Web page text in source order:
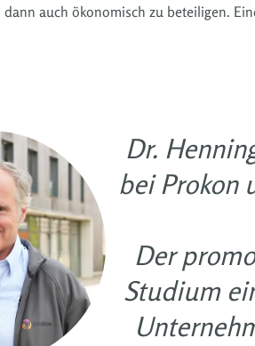
auch ökonomisch zu beteiligen.
Dr.
bei Prokon
Der
Studium